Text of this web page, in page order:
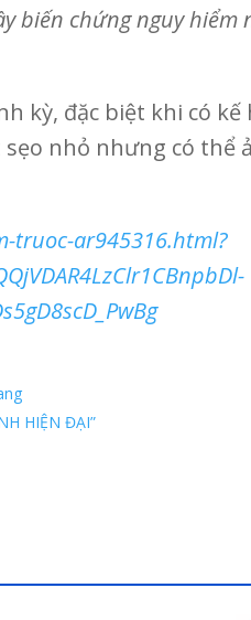
biến chứng nguy
kỳ, đặc biệt khi có
nhỏ nhưng có
truoc-ar945316.html?
HIỆN ĐẠI”